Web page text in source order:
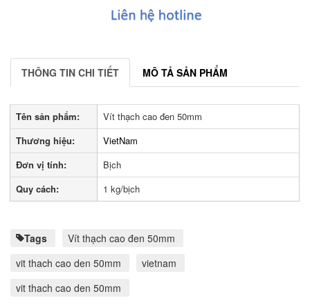
THÔNG TIN CHI TIẾT MÔ TẢ SẢN PHẨM
Tên sản phẩm:
Vít thạch cao đen 50mm
Thương hiệu:
VietNam
Đơn vị tính:
Bịch
Quy cách:
1 kg/bịch
Tags
Vít thạch cao đen 50mm
vit thach cao den 50mm
vietnam
vit thach cao den 50mm